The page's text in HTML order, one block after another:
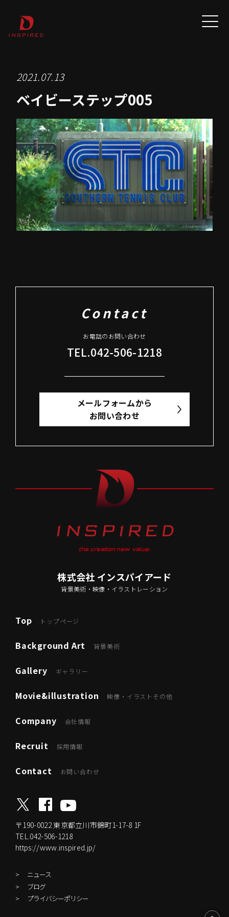
2021.07.13
ベイビーステップ005
Contact
お電話のお問い合わせ
TEL.042-506-1218
メールフォームから
お問い合わせ
the creation new value.
株式会社 インスパイアード
背景美術・映像・イラストレーション
Top トップページ
Background Art 背景美術
Gallery ギャラリー
Movie&illustration 映像・イラストその他
Company 会社情報
Recruit 採用情報
Contact お問い合わせ
〒190-0022東京都立川市錦町1-17-8 1F
TEL.042-506-1218
https://www.inspired.jp/
ニュース
ブログ
プライバシーポリシー